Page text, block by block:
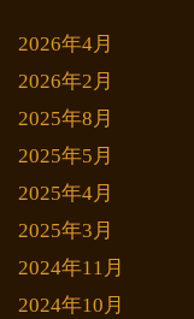
2026年4月
2026年2月
2025年8月
2025年5月
2025年4月
2025年3月
2024年11月
2024年10月